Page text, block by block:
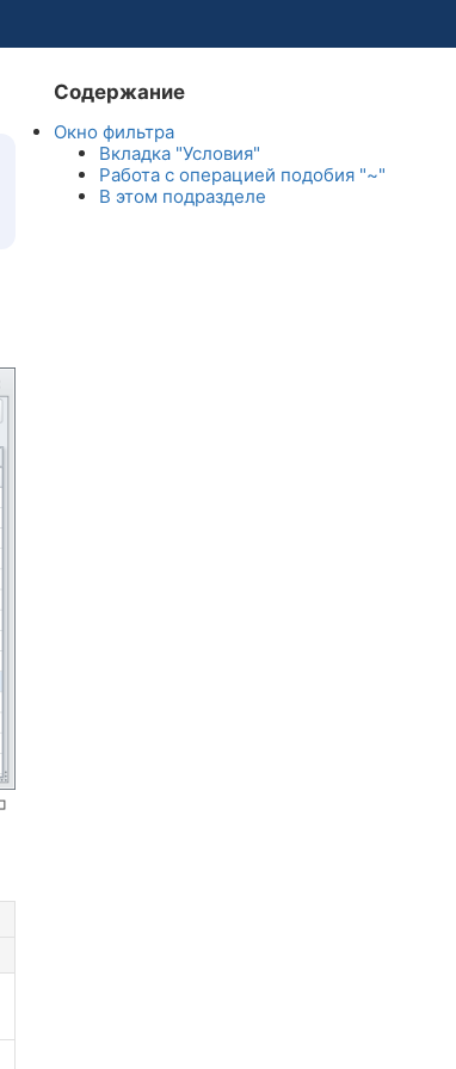
Содержание
Окно фильтра
Вкладка "Условия"
Работа с операцией подобия "~"
В этом подразделе